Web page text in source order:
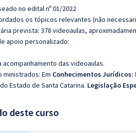
no edital nº01/2022
os tópicos relevantes (não
prevista: 378 videoaulas,
apoio personalizado:
acompanhamento das videoaulas.
ministrados: Em Conhecimentos
Estado de Santa Catarina. Legislação
deste curso